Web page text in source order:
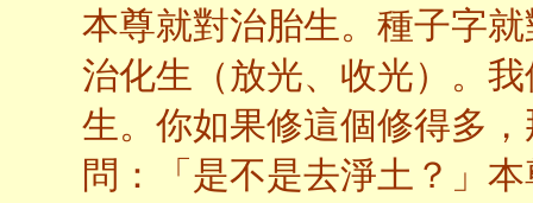
本尊就對治胎生。種子字
治化生（放光、收光）。
生。你如果修這個修得多
問：「是不是去淨土？」